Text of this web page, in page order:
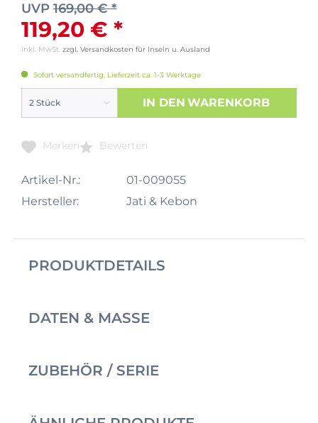
UVP 169,00 € *
119,20 € *
inkl. MwSt. zzgl. Versandkosten für Inseln u. Ausland
Sofort versandfertig, Lieferzeit ca. 1-3 Werktage
IN DEN WARENKORB
Merken Bewerten
Artikel-Nr.:
01-009055
Hersteller:
Jati & Kebon
PRODUKTDETAILS
DATEN & MASSE
ZUBEHÖR / SERIE